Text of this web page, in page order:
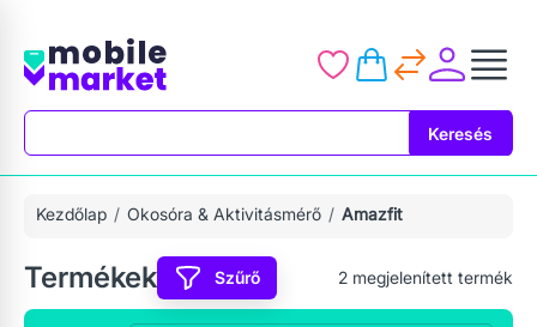
Keresés
Kezdőlap Okosóra & Aktivitásmérő Amazfit
Termékek Szűrő 2 megjelenített termék